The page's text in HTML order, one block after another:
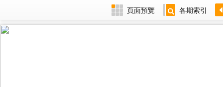
頁面預覽 各期索引